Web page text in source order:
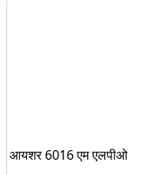
आयशर 6016 एम एलपीओ